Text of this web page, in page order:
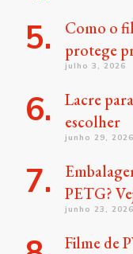
Como o
protege
julho 3, 2026
Lacre
escolher
junho 29, 2026
PETG?
junho 23, 2026
Filme de